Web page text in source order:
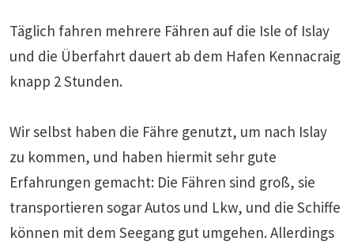
Täglich fahren mehrere Fähren auf die Isle of Islay
und die Überfahrt dauert ab dem Hafen Kennacraig
knapp 2 Stunden.
Wir selbst haben die Fähre genutzt, um nach Islay
zu kommen, und haben hiermit sehr gute
Erfahrungen gemacht: Die Fähren sind groß, sie
transportieren sogar Autos und Lkw, und die Schiffe
können mit dem Seegang gut umgehen. Allerdings